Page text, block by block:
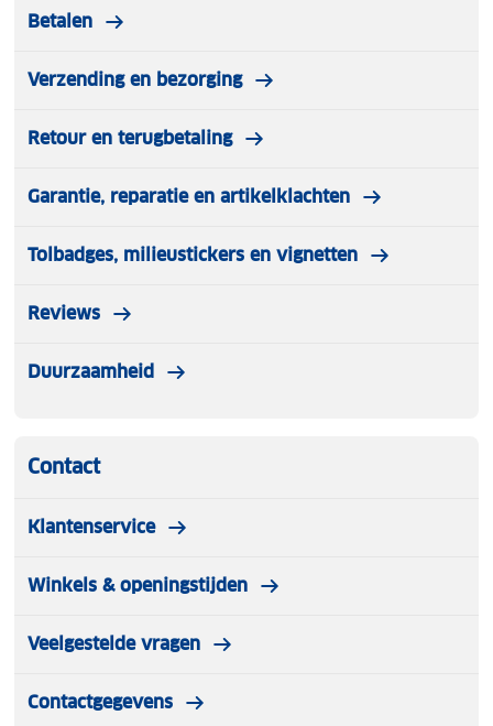
Betalen
Verzending en bezorging
Retour en terugbetaling
Garantie, reparatie en artikelklachten
Tolbadges, milieustickers en vignetten
Reviews
Duurzaamheid
Contact
Klantenservice
Winkels & openingstijden
Veelgestelde vragen
Contactgegevens